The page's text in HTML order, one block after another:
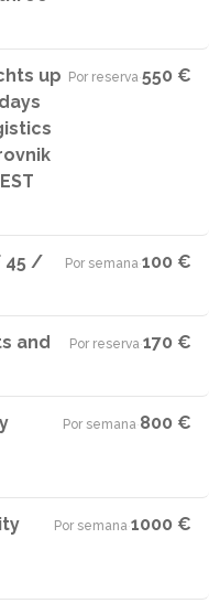
up
Por reserva·550 €
45 /
Por semana·100 €
and
Por reserva·170 €
Por semana·800 €
Por semana·1000 €